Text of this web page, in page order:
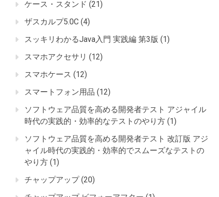
ケース・スタンド (21)
ザスカルプ5.0C (4)
スッキリわかるJava入門 実践編 第3版 (1)
スマホアクセサリ (12)
スマホケース (12)
スマートフォン用品 (12)
ソフトウェア品質を高める開発者テスト アジャイル
時代の実践的・効率的なテストのやり方 (1)
ソフトウェア品質を高める開発者テスト 改訂版 アジ
ャイル時代の実践的・効率的でスムーズなテストの
やり方 (1)
チャップアップ(20)